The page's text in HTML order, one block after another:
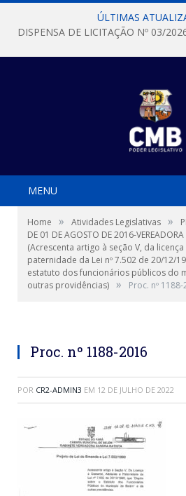
ÚLTIMAS
MENU
Home » Atividades Legislativas »
DE 01 DE AGOSTO DE 2016-
(Acrescenta artigo à seção V, da
paternidade da Lei nº 7.502 de 20/12/
estatuto dos funcionários públicos do
outras providências) » Proc. nº
Proc. nº 1188-2016
POR CR2-ADMIN3 EM 12 DE JULHO DE 2022